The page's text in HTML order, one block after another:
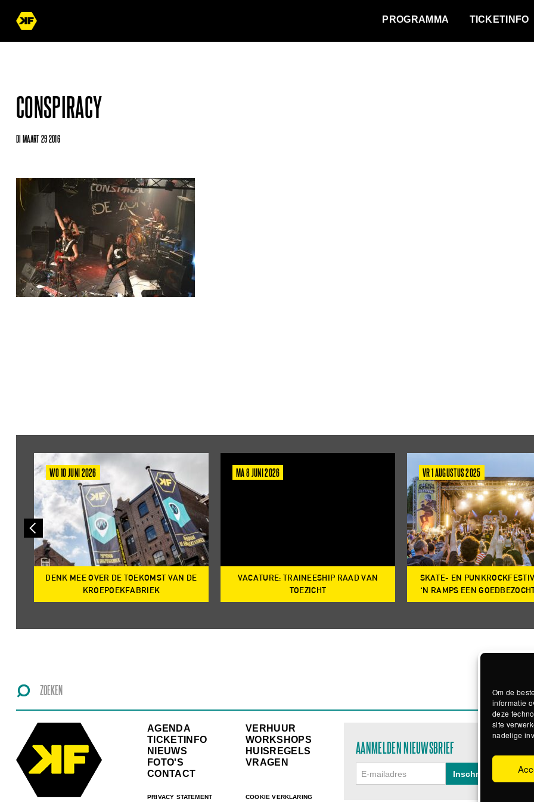
Om de
informatie
deze
site
nadelige
PROGRAMMA TICKETINFO
CONSPIRACY
DI MAART 29 2016
WO 10 JUNI 2026
DENK MEE OVER DE TOEKOMST VAN DE
KROEPOEKFABRIEK
MA 8 JUNI 2026
VACATURE: TRAINEESHIP RAAD VAN
TOEZICHT
VR 1 AUGUSTUS 2025
SKATE- EN
‘N RAMPS EEN
AGENDA
TICKETINFO
NIEUWS
FOTO'S
CONTACT
PRIVACY STATEMENT
VERHUUR
WORKSHOPS
HUISREGELS
VRAGEN
COOKIE VERKLARING
AANMELDEN NIEUWSBRIEF